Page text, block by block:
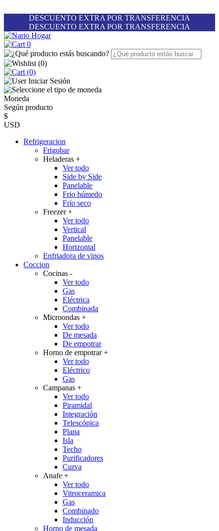
DESCUENTO EXTRA POR TRANSFERENCIA
DESCUENTO EXTRA POR TRANSFERENCIA
0
(0)
(0)
Iniciar Sesión
Moneda
Según producto
$
USD
Refrigeracion
Frigobar
Heladeras +
Ver todo
Side by Side
Panelable
Frio húmedo
Frío seco
Freezer+
Ver todo
Vertical
Panelable
Horizontal
Enfriadora de vinos
Coccion
Cocinas -
Ver todo
Gas
Eléctrica
Combinada
Microondas +
Ver todo
De mesada
De empotrar
Horno de empotrar+
Ver todo
Eléctrico
Gas
Campanas +
Ver todo
Piramidal
Integración
Telescópica
Plana
Isla
Techo
Purificadores
Curva
Anafe +
Ver todo
Vitroceramica
Gas
Combinado
Inducción
Horno de mesada